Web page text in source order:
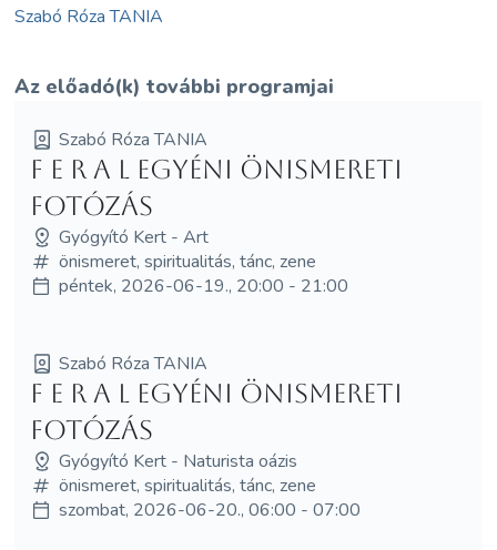
Szabó Róza TANIA
Az előadó(k) további programjai
Szabó Róza TANIA
f e r a l egyéni önismereti
fotózás
Gyógyító Kert - Art
önismeret, spiritualitás, tánc, zene
péntek, 2026-06-19., 20:00 - 21:00
Szabó Róza TANIA
f e r a l egyéni önismereti
fotózás
Gyógyító Kert - Naturista oázis
önismeret, spiritualitás, tánc, zene
szombat, 2026-06-20., 06:00 - 07:00